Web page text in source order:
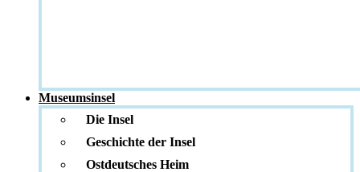
Museumsinsel
Die Insel
Geschichte der Insel
Ostdeutsches Heim